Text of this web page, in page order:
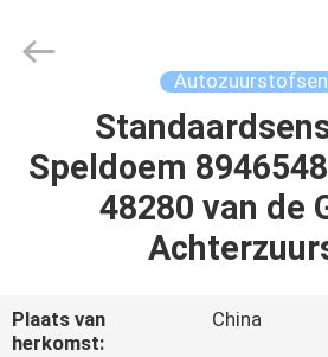
PRODUCTEN
ONS
Limited.
Speldoem
48280 van de
Plaats van
herkomst:
China